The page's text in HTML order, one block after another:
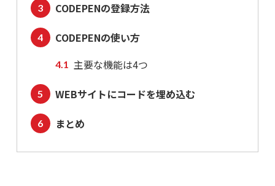
CODEPENの登録方法
CODEPENの使い方
主要な機能は4つ
WEBサイトにコードを埋め込む
まとめ